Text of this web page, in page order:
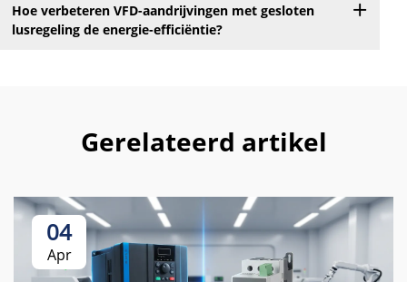
Hoe verbeteren VFD-aandrijvingen met gesloten
lusregeling de energie-efficiëntie?
Gerelateerd artikel
04
Apr